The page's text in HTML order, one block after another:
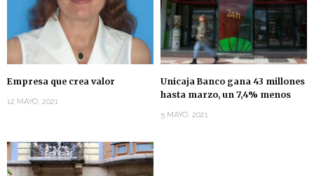
Empresa que crea valor
12 MAYO, 2021
Unicaja Banco gana 43 millones
hasta marzo, un 7,4% menos
5 MAYO, 2021